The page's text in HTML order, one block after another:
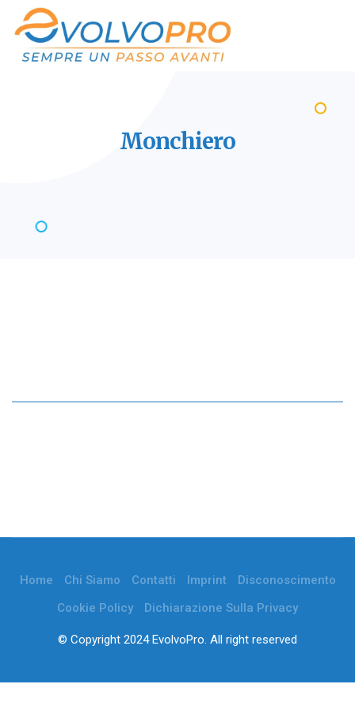
Monchiero
Home Chi Siamo Contatti Imprint
Disconoscimento
Cookie Policy
Dichiarazione Sulla Privacy
© Copyright 2024 EvolvoPro. All right reserved